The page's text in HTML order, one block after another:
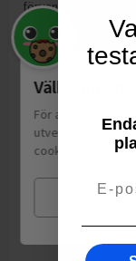
förvandlar huden
hela dagen.Den
hudtoner.
Tillverkning:
Välkommen
För att leverera
utveckling och ha
cookies.
Läs mer
Mina val